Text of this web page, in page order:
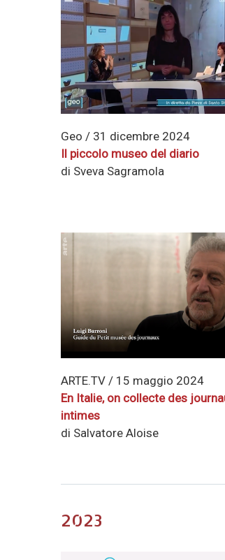
Geo / 31 dicembre 2024
Il piccolo museo del diario
di Sveva Sagramola
ARTE.TV / 15 maggio 2024
En Italie, on collecte des
intimes
di Salvatore Aloise
2023